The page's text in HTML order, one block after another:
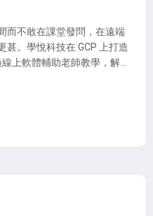
而不敢在課堂發問，在遠端
甚。學悅科技在 GCP 上打造
上軟體輔助老師教學，解決